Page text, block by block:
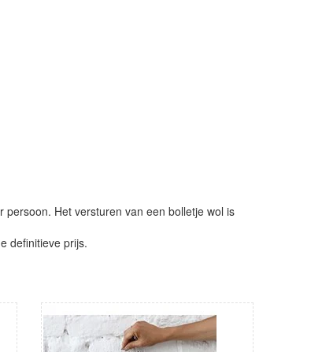
Het versturen van een bolletje wol is
definitieve prijs.